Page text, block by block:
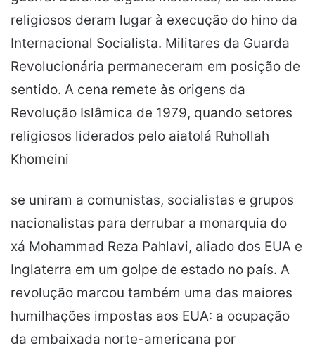
religiosos deram lugar à execução do hino da
Internacional Socialista. Militares da Guarda
Revolucionária permaneceram em posição de
sentido. A cena remete às origens da
Revolução Islâmica de 1979, quando setores
religiosos liderados pelo aiatolá Ruhollah
Khomeini
se uniram a comunistas, socialistas e grupos
nacionalistas para derrubar a monarquia do
xá Mohammad Reza Pahlavi, aliado dos EUA e
Inglaterra em um golpe de estado no país. A
revolução marcou também uma das maiores
humilhações impostas aos EUA: a ocupação
da embaixada norte-americana por